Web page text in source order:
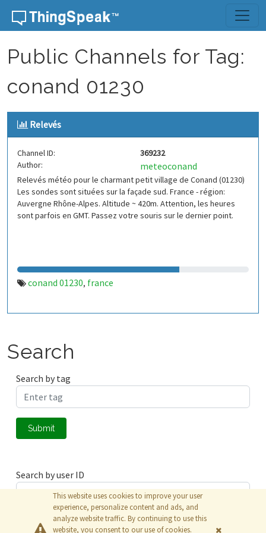
Skip to content
Public Channels for Tag:
conand 01230
Relevés
Channel ID:
369232
Author:
meteoconand
Relevés météo pour le charmant petit village de Conand (01230)
Les sondes sont situées sur la façade sud. France - région:
Auvergne Rhône-Alpes. Altitude ~ 420m. Attention, les heures
sont parfois en GMT. Passez votre souris sur le dernier point.
conand 01230, france
Search
Search by tag
Submit
Search by user ID
Submit
This website uses cookies to improve your user
experience, personalize content and ads, and
analyze website traffic. By continuing to use this
website, you consent to our use of cookies.